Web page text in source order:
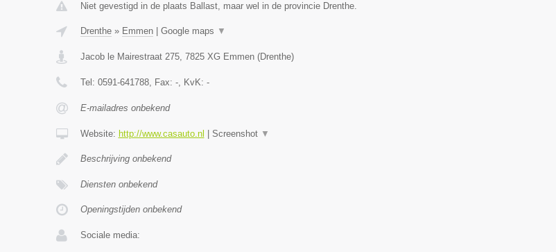
Niet gevestigd in de plaats Ballast, maar wel in de provincie Drenthe.
Drenthe» Emmen| Google maps ▼
Jacob le Mairestraat 275, 7825 XG Emmen(Drenthe)
Tel: 0591-641788, Fax: -, KvK: -
E-mailadres onbekend
Website: http://www.casauto.nl Screenshot ▼
Beschrijving onbekend
Diensten onbekend
Openingstijden onbekend
Sociale media: